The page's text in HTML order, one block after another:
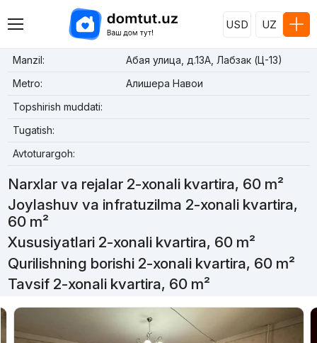
USD UZ
Manzil:
Абая улица, д.13A, Лабзак (Ц-13)
Metro:
Алишера Навои
Topshirish muddati:
Tugatish:
Avtoturargoh:
Narxlar va rejalar 2-xonali kvartira, 60 m²
Joylashuv va infratuzilma 2-xonali kvartira,
60 m²
Xususiyatlari 2-xonali kvartira, 60 m²
Qurilishning borishi 2-xonali kvartira, 60 m²
Tavsif 2-xonali kvartira, 60 m²